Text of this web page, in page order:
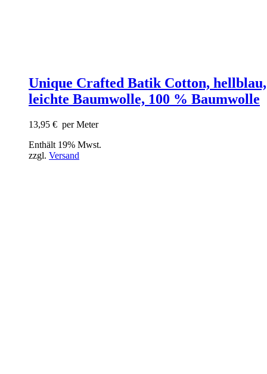
Unique Crafted Batik Cotton, hellblau,
leichte Baumwolle, 100 % Baumwolle
13,95 € per Meter
Enthält 19% Mwst.
zzgl. Versand